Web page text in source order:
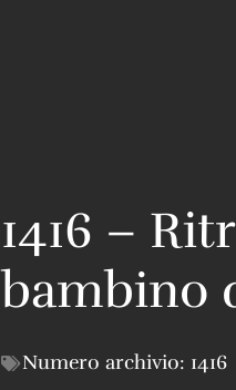
1416 –
bambino
Numero archivio: 1416